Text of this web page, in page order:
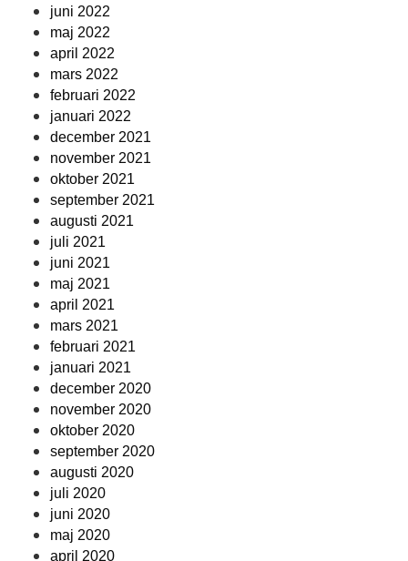
juni 2022
maj 2022
april 2022
mars 2022
februari 2022
januari 2022
december 2021
november 2021
oktober 2021
september 2021
augusti 2021
juli 2021
juni 2021
maj 2021
april 2021
mars 2021
februari 2021
januari 2021
december 2020
november 2020
oktober 2020
september 2020
augusti 2020
juli 2020
juni 2020
maj 2020
april 2020